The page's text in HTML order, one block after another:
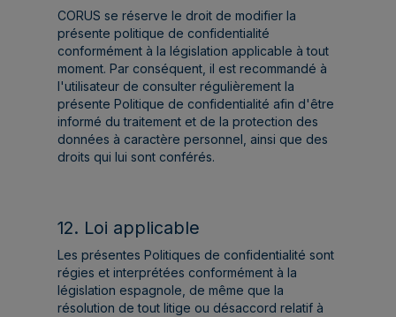
CORUS se réserve le droit de modifier la
présente politique de confidentialité
conformément à la législation applicable à tout
moment. Par conséquent, il est recommandé à
l'utilisateur de consulter régulièrement la
présente Politique de confidentialité afin d'être
informé du traitement et de la protection des
données à caractère personnel, ainsi que des
droits qui lui sont conférés.
12. Loi applicable
Les présentes Politiques de confidentialité sont
régies et interprétées conformément à la
législation espagnole, de même que la
résolution de tout litige ou désaccord relatif à